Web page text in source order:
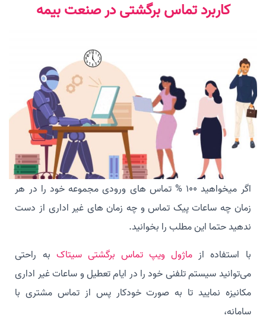
کاربرد تماس برگشتی در صنعت بیمه
اگر میخواهید 100 % تماس های ورودی مجموعه خود را در هر
زمان چه ساعات پیک تماس و چه زمان های غیر اداری از دست
ندهید حتما این مطلب را بخوانید.
با استفاده از ماژول ویپ تماس برگشتی سیتاک به راحتی
می‌توانید سیستم تلفنی خود را در ایام تعطیل و ساعات غیر اداری
مکانیزه نمایید تا به صورت خودکار پس از تماس مشتری با
سامانه،